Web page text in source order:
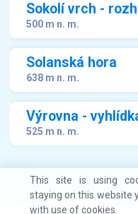
Sokolí vrch -
500 m n. m.
Solanská hora
638 m n. m.
Výrovna -
525 m n. m.
This site is using
staying on this website
with use of cookies.